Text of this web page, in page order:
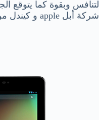
لتنافس وبقوة كما يتوقع
شركة أبل apple و كيندل من شركة Amazon